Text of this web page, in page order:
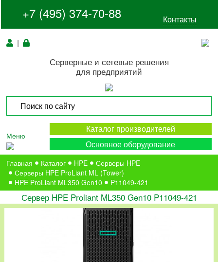
+7 (495) 374-70-88 Контакты
|
Серверные и сетевые решения
для предприятий
Меню
Каталог производителей
Основное оборудование
Главная Каталог HPE
Серверы HPE
Серверы HPE ProLiant ML (Tower)
HPE ProLiant ML350 Gen10
P11049-421
Сервер HPE Proliant ML350 Gen10 P11049-421